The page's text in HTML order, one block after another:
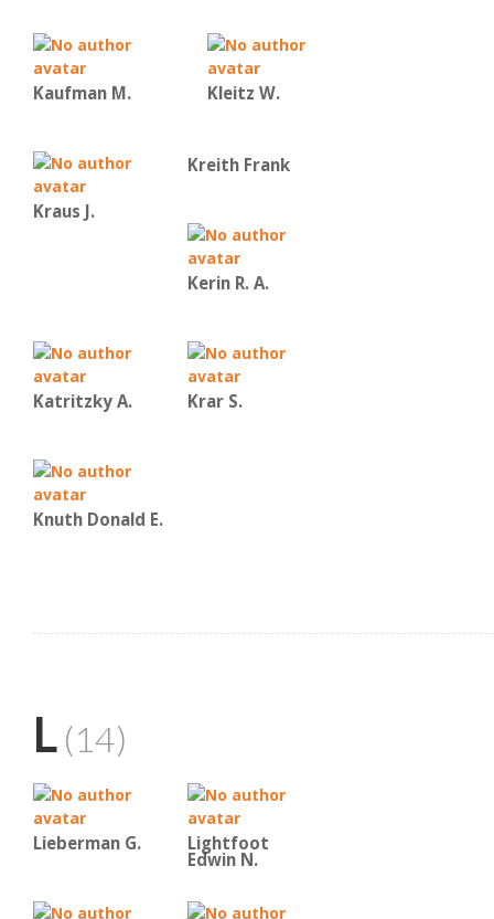
Kaufman Μ. Kleitz W.
Kraus J.
Kreith Frank
Kerin R. A.
Katritzky A. Krar S.
Knuth Donald E.
L (14)
Lieberman G. Lightfoot
Edwin N.